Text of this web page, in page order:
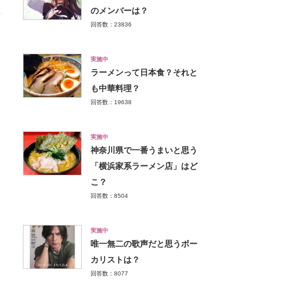
のメンバーは？
回答数：23836
実施中
ラーメンって日本食？それと
も中華料理？
回答数：19638
実施中
神奈川県で一番うまいと思う
「横浜家系ラーメン店」はど
こ？
回答数：8504
実施中
唯一無二の歌声だと思うボー
カリストは？
回答数：8077